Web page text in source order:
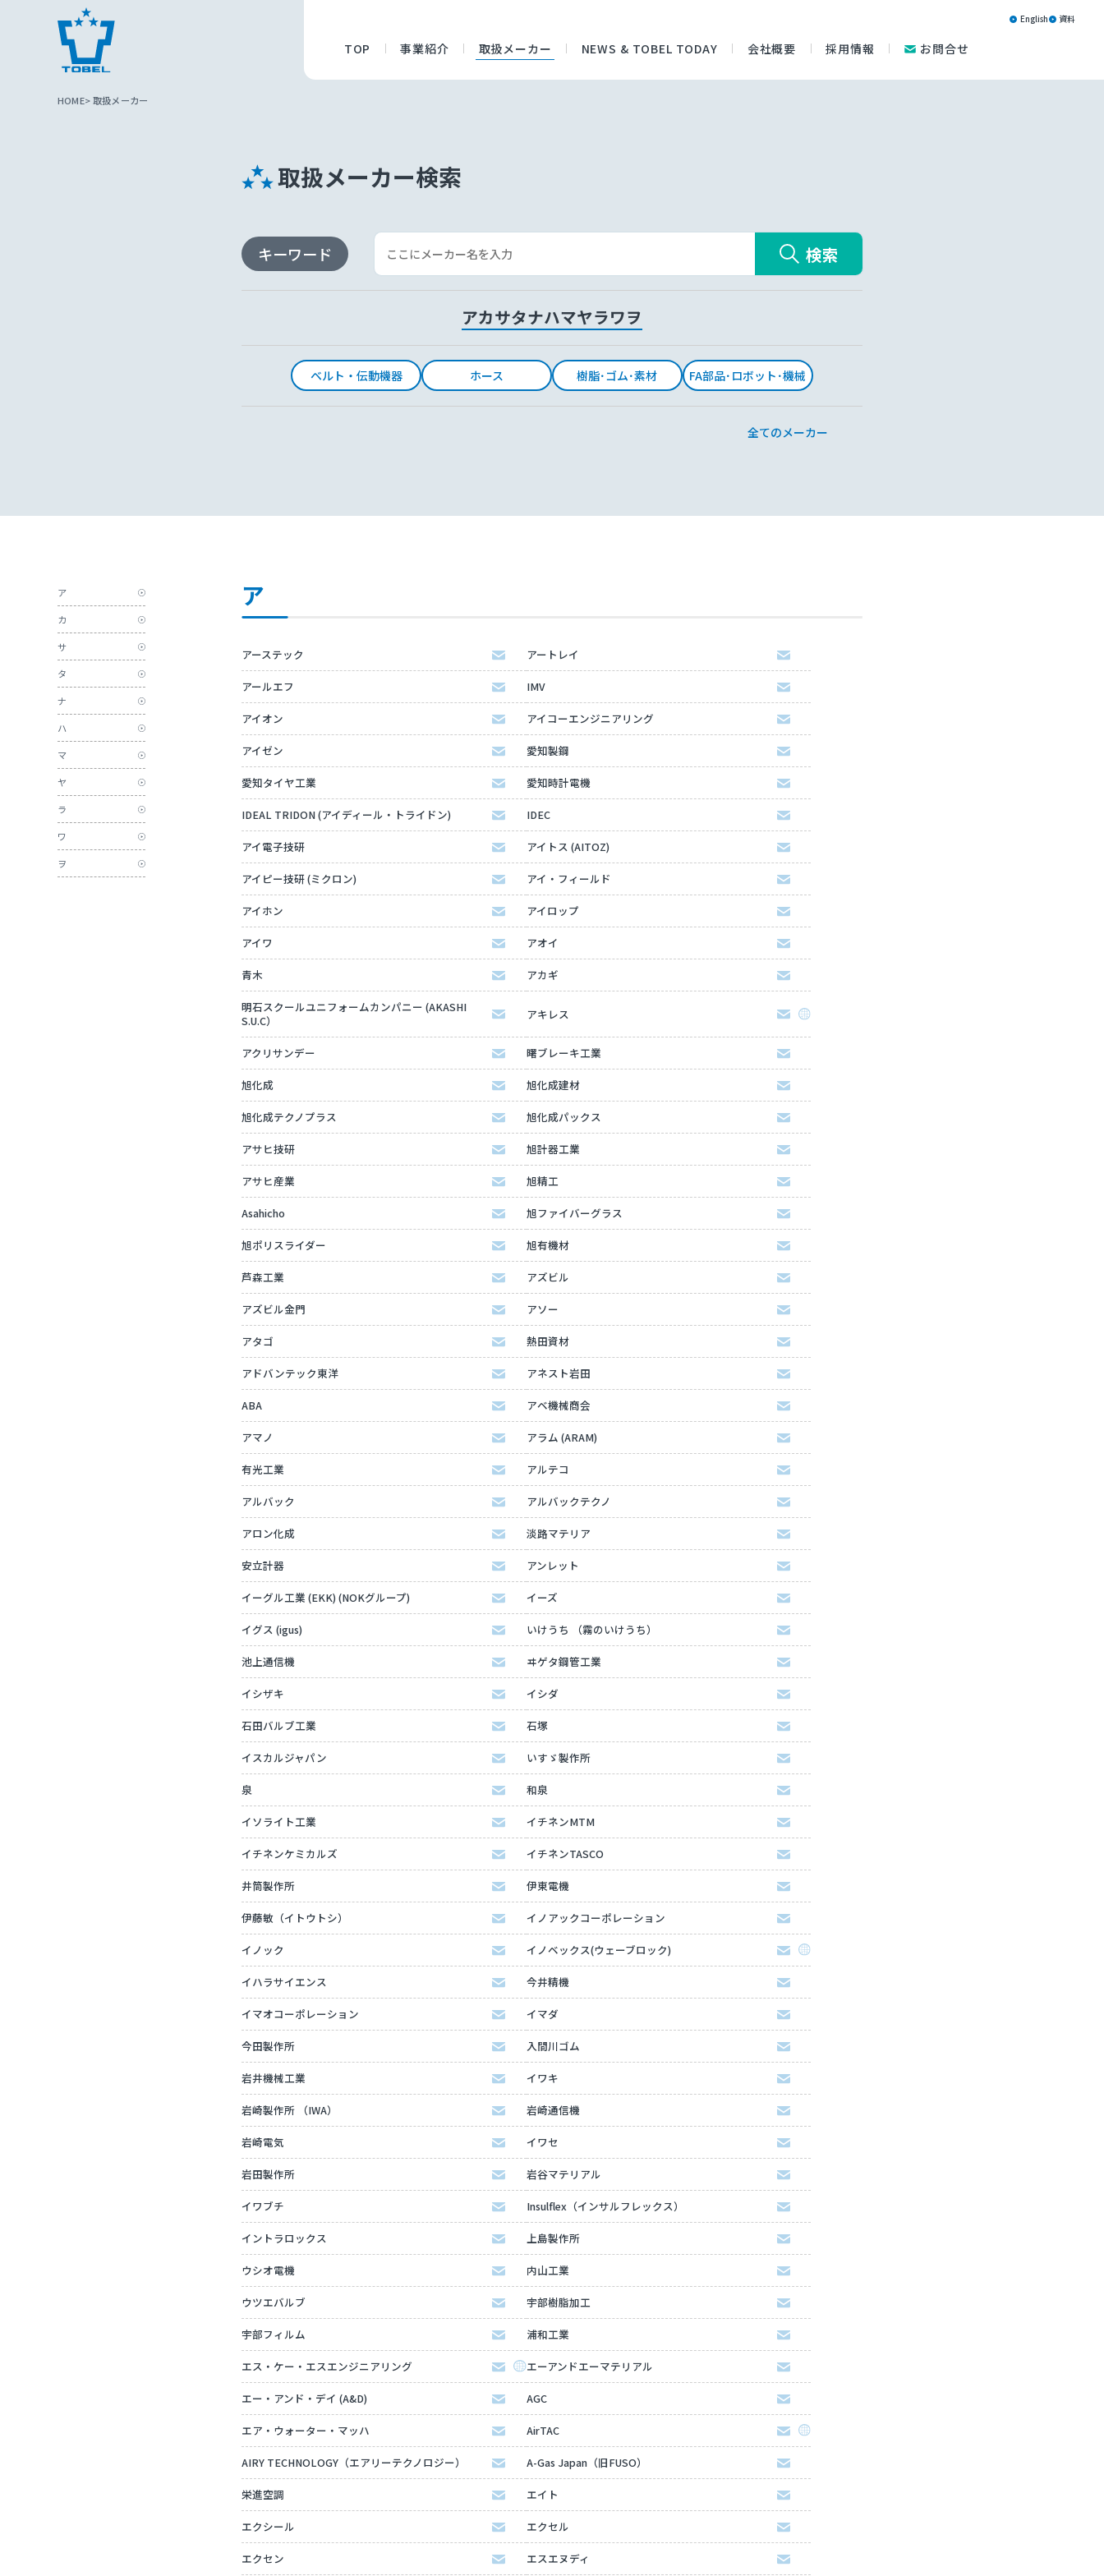
TOP 事業紹介 取扱メーカー NEWS & TOBEL TODAY 会社概要 採用情報 お問合せ
English 資料
HOME 取扱メーカー
取扱メーカー検索
キーワード 検索
アカサタナハマヤラワヲ
ベルト・伝動機器 ホース 樹脂･ゴム･素材 FA部品･ロボット･機械
全てのメーカー
ア
アーステック アートレイ
アールエフ IMV
アイオン アイコーエンジニアリング
アイゼン 愛知製鋼
愛知タイヤ工業 愛知時計電機
IDEAL TRIDON (アイディール・トライドン) IDEC
アイ電子技研 アイトス (AITOZ)
アイピー技研 (ミクロン) アイ・フィールド
アイホン アイロップ
アイワ アオイ
青木 アカギ
明石スクールユニフォームカンパニー (AKASHI
S.U.C）
アキレス
アクリサンデー 曙ブレーキ工業
旭化成 旭化成建材
旭化成テクノプラス 旭化成パックス
アサヒ技研 旭計器工業
アサヒ産業 旭精工
Asahicho 旭ファイバーグラス
旭ポリスライダー 旭有機材
芦森工業 アズビル
アズビル金門 アソー
アタゴ 熱田資材
アドバンテック東洋 アネスト岩田
ABA アベ機械商会
アマノ アラム (ARAM)
有光工業 アルテコ
アルバック アルバックテクノ
アロン化成 淡路マテリア
安立計器 アンレット
イーグル工業 (EKK) (NOKグループ) イーズ
イグス (igus) いけうち （霧のいけうち）
池上通信機 ヰゲタ鋼管工業
イシザキ イシダ
石田バルブ工業 石塚
イスカルジャパン いすゞ製作所
泉 和泉
イソライト工業 イチネンMTM
イチネンケミカルズ イチネンTASCO
井筒製作所 伊東電機
伊藤敏（イトウトシ） イノアックコーポレーション
イノック イノベックス(ウェーブロック)
イハラサイエンス 今井精機
イマオコーポレーション イマダ
今田製作所 入間川ゴム
岩井機械工業 イワキ
岩崎製作所 （IWA） 岩崎通信機
岩崎電気 イワセ
岩田製作所 岩谷マテリアル
イワブチ Insulflex（インサルフレックス）
イントラロックス 上島製作所
ウシオ電機 内山工業
ウツエバルブ 宇部樹脂加工
宇部フィルム 浦和工業
エス・ケー・エスエンジニアリング エーアンドエーマテリアル
エー・アンド・デイ (A&D) AGC
エア・ウォーター・マッハ AirTAC
AIRY TECHNOLOGY（エアリーテクノロジー） A-Gas Japan（旧FUSO）
栄進空調 エイト
エクシール エクセル
エクセン エスエヌディ
ア
カ
サ
タ
ナ
ハ
マ
ヤ
ラ
ワ
ヲ